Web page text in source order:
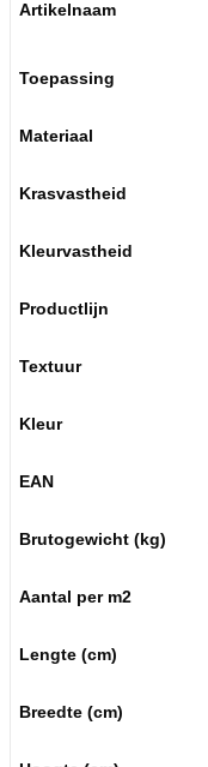
Artikelnaam
Toepassing
Materiaal
Krasvastheid
Kleurvastheid
Productlijn
Textuur
Kleur
EAN
Brutogewicht (kg)
Aantal per m2
Lengte (cm)
Breedte (cm)